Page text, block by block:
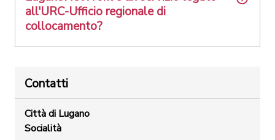
all'URC-Ufficio regionale di
collocamento?
Contatti
Città di Lugano
Socialità